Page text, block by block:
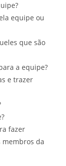
equipe ou
que são
a equipe?
e trazer
fazer
membros da